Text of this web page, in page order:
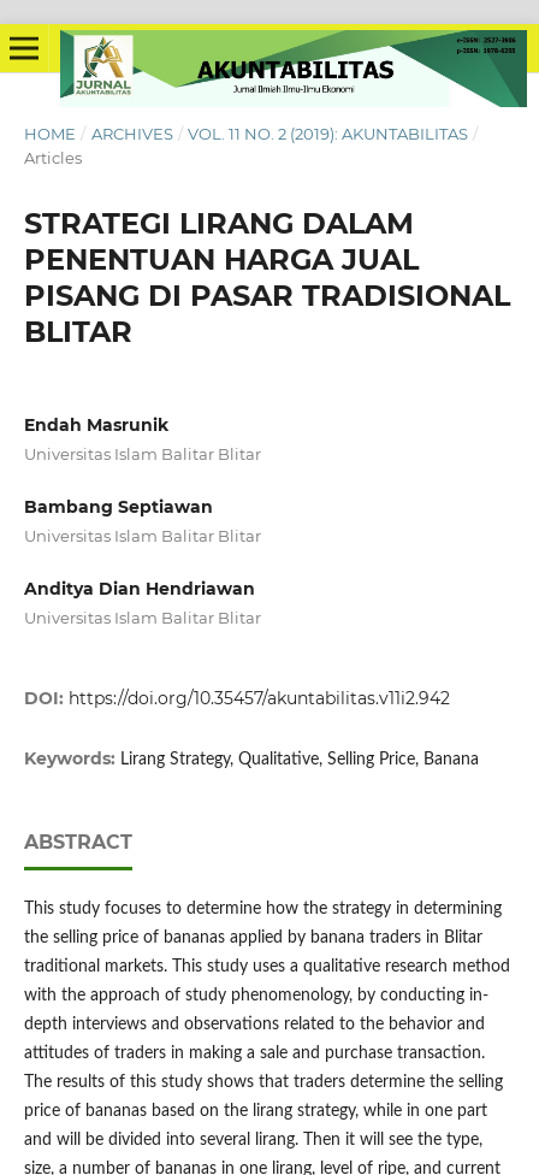
HOME / ARCHIVES / VOL. 11 NO. 2 (2019): AKUNTABILITAS /
Articles
STRATEGI LIRANG DALAM
PENENTUAN HARGA JUAL
PISANG DI PASAR TRADISIONAL
BLITAR
Endah Masrunik
Universitas Islam Balitar Blitar
Bambang Septiawan
Universitas Islam Balitar Blitar
Anditya Dian Hendriawan
Universitas Islam Balitar Blitar
DOI: https://doi.org/10.35457/akuntabilitas.v11i2.942
Keywords: Lirang Strategy, Qualitative, Selling Price, Banana
ABSTRACT
This study focuses to determine how the strategy in determining
the selling price of bananas applied by banana traders in Blitar
traditional markets. This study uses a qualitative research method
with the approach of study phenomenology, by conducting in-
depth interviews and observations related to the behavior and
attitudes of traders in making a sale and purchase transaction.
The results of this study shows that traders determine the selling
price of bananas based on the lirang strategy, while in one part
and will be divided into several lirang. Then it will see the type,
size, a number of bananas in one lirang, level of ripe, and current